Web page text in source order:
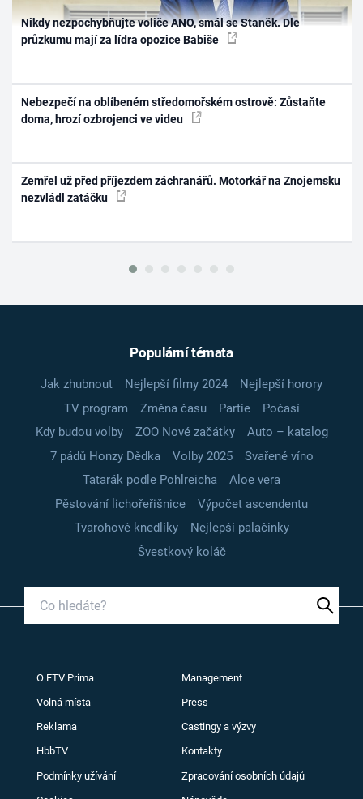
Nikdy nezpochybňujte voliče ANO, smál se Staněk. Dle
průzkumu mají za lídra opozice Babiše
Nebezpečí na oblíbeném středomořském ostrově: Zůstaňte
doma, hrozí ozbrojenci ve videu
Zemřel už před příjezdem záchranářů. Motorkář na Znojemsku
nezvládl zatáčku
Populární témata
Jak zhubnout Nejlepší filmy 2024
Nejlepší horory
TV program
Změna času Partie
Počasí
Kdy budou volby
ZOO Nové začátky
Auto – katalog
7 pádů Honzy Dědka
Volby 2025
Svařené víno
Tatarák podle Pohlreicha
Aloe vera
Pěstování lichořeřišnice
Výpočet ascendentu
Tvarohové knedlíky
Nejlepší palačinky
Švestkový koláč
O FTV Prima Management
Volná místa Press
Reklama Castingy a výzvy
HbbTV Kontakty
Podmínky užívání Zpracování osobních údajů